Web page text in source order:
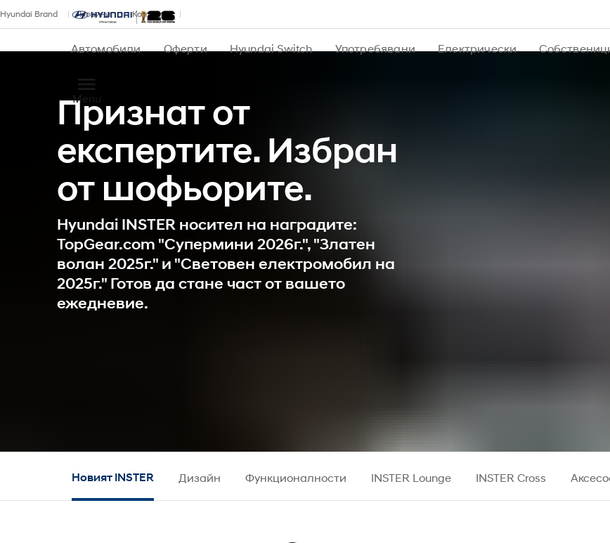
Hyundai Brand Новини Контакти
Автомобили Оферти Hyundai Switch Употребявани Електрически
Menu
Признат от
експертите. Избран
от шофьорите.
Hyundai INSTER носител на наградите:
TopGear.com "Супермини 2026г.", "Златен
волан 2025г." и "Световен електромобил на
2025г." Готов да стане част от вашето
ежедневие.
Новият INSTER Дизайн Функционалности INSTER Lounge INSTER Cross